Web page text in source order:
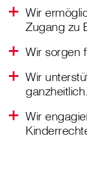
Wir
Zugang zu
Wir sorgen
Wir
ganzheitlich.
Wir